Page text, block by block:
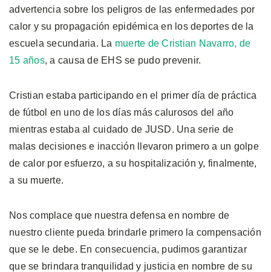
advertencia sobre los peligros de las enfermedades por
calor y su propagación epidémica en los deportes de la
escuela secundaria. La muerte de Cristian Navarro, de
15 años, a causa de EHS se pudo prevenir.
Cristian estaba participando en el primer día de práctica
de fútbol en uno de los días más calurosos del año
mientras estaba al cuidado de JUSD. Una serie de
malas decisiones e inacción llevaron primero a un golpe
de calor por esfuerzo, a su hospitalización y, finalmente,
a su muerte.
Nos complace que nuestra defensa en nombre de
nuestro cliente pueda brindarle primero la compensación
que se le debe. En consecuencia, pudimos garantizar
que se brindara tranquilidad y justicia en nombre de su